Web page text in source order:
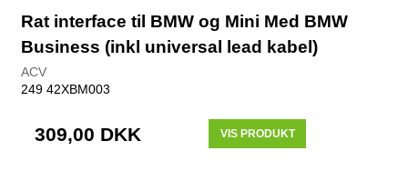
Rat interface til BMW og Mini Med BMW
Business (inkl universal lead kabel)
ACV
249 42XBM003
309,00 DKK VIS PRODUKT